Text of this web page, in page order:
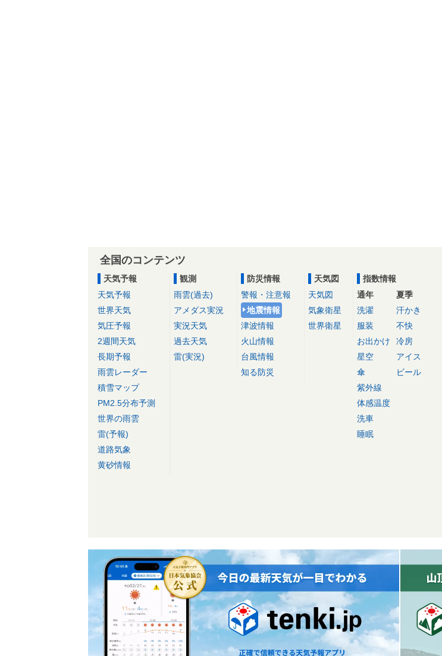
全国のコンテンツ
天気予報
天気予報
世界天気
気圧予報
2週間天気
長期予報
雨雲レーダー
積雪マップ
PM2.5分布予測
世界の雨雲
雷(予報)
道路気象
黄砂情報
観測
雨雲(過去)
アメダス実況
実況天気
過去天気
雷(実況)
防災情報
警報・注意報
地震情報
津波情報
火山情報
台風情報
知る防災
天気図
天気図
気象衛星
世界衛星
指数情報
通年
洗濯
服装
お出かけ
星空
傘
紫外線
体感温度
洗車
睡眠
夏季
汗かき
不快
冷房
アイス
ビール